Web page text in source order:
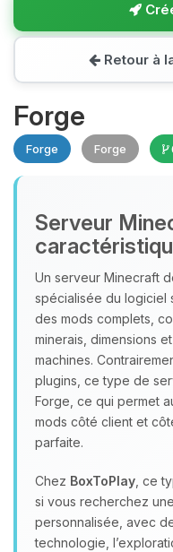
Retour à
Forge
Forge Forge
Serveur
Un serveur Minecraft
spécialisée du logiciel
des mods complets,
minerais, dimensions
machines.
plugins, ce type de
Forge, ce qui permet
mods côté client et
parfaite.
Chez BoxToPlay , ce
si vous recherchez
personnalisée, avec
technologie,
Youpi,
parler ! Moi
assistant
tu as
petits
07/08/2026 à